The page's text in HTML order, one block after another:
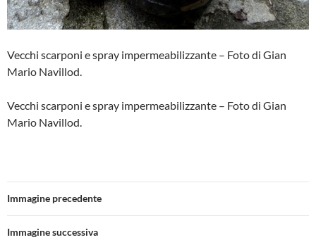
Vecchi scarponi e spray impermeabilizzante – Foto di Gian
Mario Navillod.
Vecchi scarponi e spray impermeabilizzante – Foto di Gian
Mario Navillod.
Immagine precedente
Immagine successiva